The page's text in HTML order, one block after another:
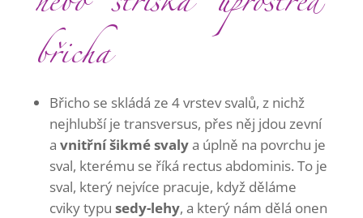
břicha
Břicho se skládá ze 4 vrstev svalů, z nichž
nejhlubší je transversus, přes něj jdou zevní
a vnitřní šikmé svalya úplně na povrchu je
sval, kterému se říká rectus abdominis. To je
sval, který nejvíce pracuje, když děláme
cviky typu sedy-lehy, a který nám dělá onen